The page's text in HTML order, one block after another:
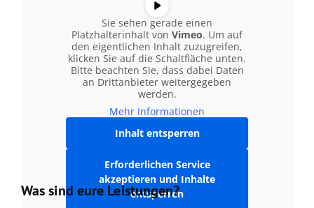
Sie sehen gerade einen
Platzhalterinhalt von Vimeo. Um auf
den eigentlichen Inhalt zuzugreifen,
klicken Sie auf die Schaltfläche unten.
Bitte beachten Sie, dass dabei Daten
an Drittanbieter weitergegeben
werden.
Mehr Informationen
Inhalt entsperren
Erforderlichen Service
akzeptieren und Inhalte
entsperren
Was sind eure Leistungen?